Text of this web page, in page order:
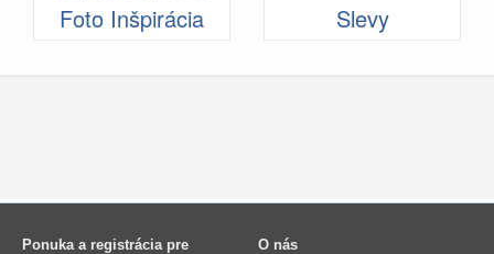
Foto Inšpirácia Slevy
Ponuka a registrácia pre O nás